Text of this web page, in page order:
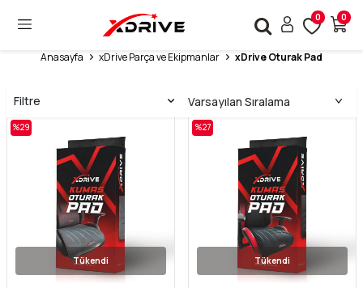
0 0
Anasayfa xDrive Parça ve Ekipmanlar xDrive Oturak Pad
Filtre
%29
Tükendi
%27
Tükendi